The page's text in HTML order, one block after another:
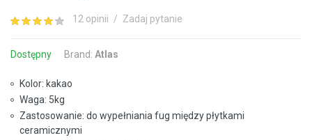
12 opinii / Zadaj pytanie
Dostępny Brand: Atlas
Kolor: kakao
Waga: 5kg
Zastosowanie: do wypełniania fug między płytkami
ceramicznymi